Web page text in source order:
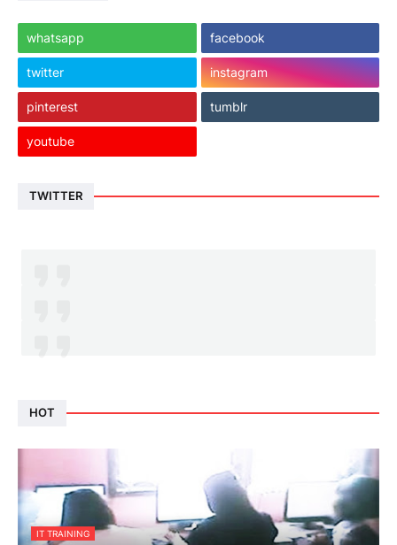
whatsapp facebook
twitter instagram
pinterest tumblr
youtube
TWITTER
HOT
IT TRAINING